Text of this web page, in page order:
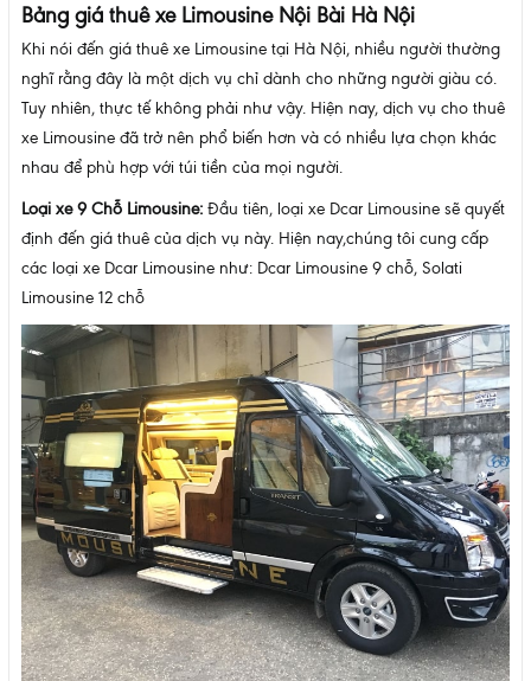
Bảng giá thuê xe Limousine Nội Bài Hà Nội
Khi nói đến giá thuê xe Limousine tại Hà Nội, nhiều người thường
nghĩ rằng đây là một dịch vụ chỉ dành cho những người giàu có.
Tuy nhiên, thực tế không phải như vậy. Hiện nay, dịch vụ cho thuê
xe Limousine đã trở nên phổ biến hơn và có nhiều lựa chọn khác
nhau để phù hợp với túi tiền của mọi người.
Loại xe 9 Chỗ Limousine: Đầu tiên, loại xe Dcar Limousine sẽ quyết
định đến giá thuê của dịch vụ này. Hiện nay,chúng tôi cung cấp
các loại xe Dcar Limousine như: Dcar Limousine 9 chỗ, Solati
Limousine 12 chỗ